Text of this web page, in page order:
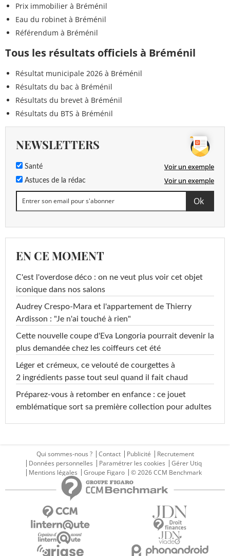
Prix immobilier à Bréménil
Eau du robinet à Bréménil
Référendum à Bréménil
Tous les résultats officiels à Bréménil
Résultat municipale 2026 à Bréménil
Résultats du bac à Bréménil
Résultats du brevet à Bréménil
Résultats du BTS à Bréménil
NEWSLETTERS
Santé Voir un exemple
Astuces de la rédac Voir un exemple
EN CE MOMENT
C'est l'overdose déco : on ne veut plus voir cet objet
iconique dans nos salons
Audrey Crespo-Mara et l'appartement de Thierry
Ardisson : "Je n'ai touché à rien"
Cette nouvelle coupe d'Eva Longoria pourrait devenir la
plus demandée chez les coiffeurs cet été
Léger et crémeux, ce velouté de courgettes à
2 ingrédients passe tout seul quand il fait chaud
Préparez-vous à retomber en enfance : ce jouet
emblématique sort sa première collection pour adultes
Qui sommes-nous ? Contact Publicité
Recrutement
Données personnelles
Paramétrer les cookies
Gérer Utiq
Mentions légales
Groupe Figaro © 2026 CCM Benchmark